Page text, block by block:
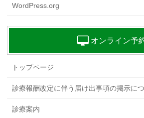
WordPress.org
オンライン予
トップページ
診療報酬改定に伴う届け出事項の掲示に
診療案内